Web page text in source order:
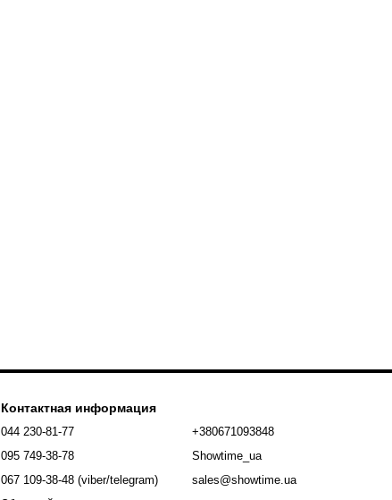
Контактная информация
044 230-81-77
095 749-38-78
067 109-38-48 (viber/telegram)
+380671093848
Showtime_ua
sales@showtime.ua